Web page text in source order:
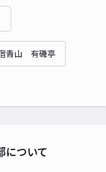
青山 有磯亭
について